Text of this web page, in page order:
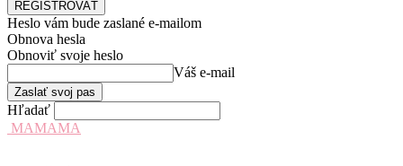
Heslo vám bude zaslané e-mailom
Obnova hesla
Obnoviť svoje heslo
Váš e-mail
Hľadať
MAMAMA